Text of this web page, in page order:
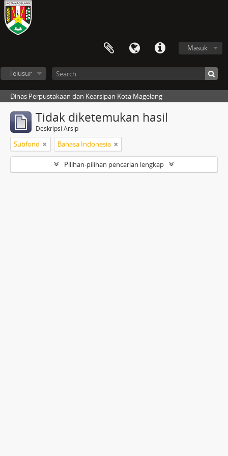
Masuk
Telusur
Dinas Perpustakaan dan Kearsipan Kota Magelang
Tidak diketemukan hasil
Deskripsi Arsip
Subfond Bahasa Indonesia
Pilihan-pilihan pencarian lengkap